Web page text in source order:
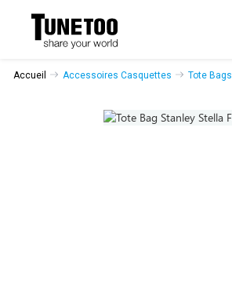
Accueil Accessoires Casquettes Tote Bags